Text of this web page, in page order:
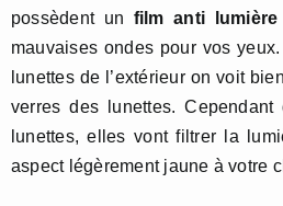
possèdent un film anti lumière
mauvaises ondes pour vos
lunettes de l’extérieur on voit
verres des lunettes.
lunettes, elles vont filtrer la
aspect légèrement jaune à votre